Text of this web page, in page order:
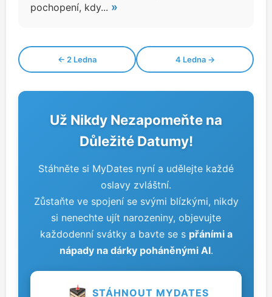
pochopení, kdy... »
← 2 Ledna 4 Ledna →
Už Nikdy Nezapomeňte na
Důležité Datumy!
Stáhněte si MyDates nyní a udělejte každé
oslavy zvláštní.
Zůstaňte ve spojení se svými blízkými, nikdy
si nenechte ujít narozeniny, objevujte
každodenní svátky a bavte se s přáními a
nápady na dárky poháněnými AI.
STÁHNOUT MYDATES